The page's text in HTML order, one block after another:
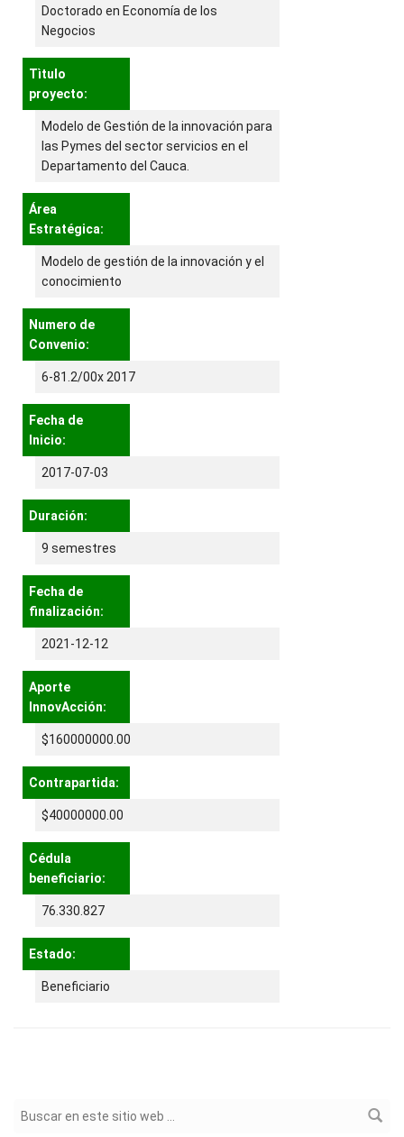
Doctorado en Economía de los
Negocios
Tìtulo
proyecto:
Modelo de Gestión de la innovación para
las Pymes del sector servicios en el
Departamento del Cauca.
Área
Estratégica:
Modelo de gestión de la innovación y el
conocimiento
Numero de
Convenio:
6-81.2/00x 2017
Fecha de
Inicio:
2017-07-03
Duración:
9 semestres
Fecha de
finalización:
2021-12-12
Aporte
InnovAcción:
$160000000.00
Contrapartida:
$40000000.00
Cédula
beneficiario:
76.330.827
Estado:
Beneficiario
Formulario de búsqueda